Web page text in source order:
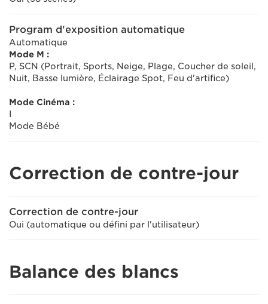
Program d'exposition automatique
Automatique
Mode M :
P, SCN (Portrait, Sports, Neige, Plage, Coucher de soleil,
Nuit, Basse lumière, Éclairage Spot, Feu d'artifice)
Mode Cinéma :
Mode Bébé
Correction de contre-jour
Correction de contre-jour
Oui (automatique ou défini par l'utilisateur)
Balance des blancs